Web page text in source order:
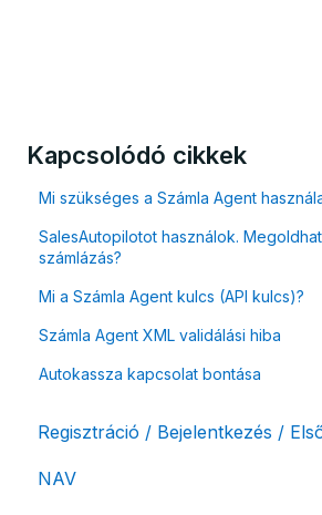
Kapcsolódó cikkek
Mi szükséges a Számla Agent
SalesAutopilotot használok.
számlázás?
Mi a Számla Agent kulcs (API kulcs)?
Számla Agent XML validálási hiba
Autokassza kapcsolat bontása
Regisztráció / Bejelentkezés /
Felhasználó beállításai
NAV